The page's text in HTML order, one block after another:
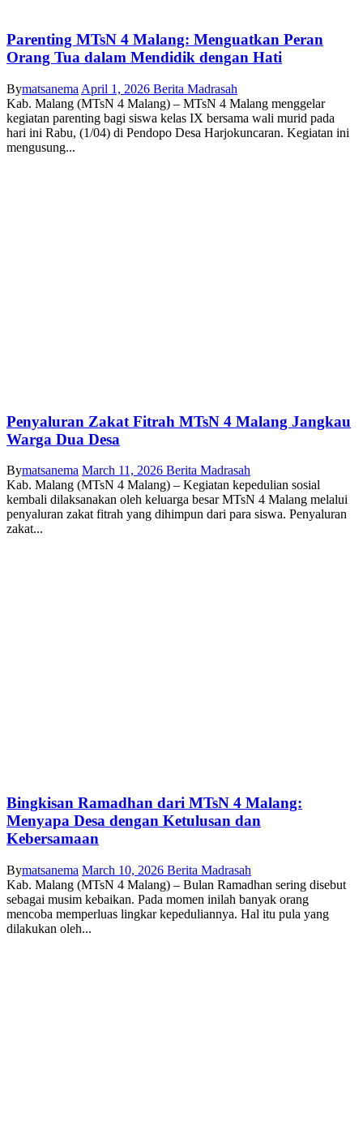
Parenting MTsN 4 Malang: Menguatkan Peran
Orang Tua dalam Mendidik dengan Hati
Bymatsanema April 1, 2026 Berita Madrasah
Kab. Malang (MTsN 4 Malang) – MTsN 4 Malang menggelar
kegiatan parenting bagi siswa kelas IX bersama wali murid pada
hari ini Rabu, (1/04) di Pendopo Desa Harjokuncaran. Kegiatan ini
mengusung...
Penyaluran Zakat Fitrah MTsN 4 Malang Jangkau
Warga Dua Desa
Bymatsanema March 11, 2026 Berita Madrasah
Kab. Malang (MTsN 4 Malang) – Kegiatan kepedulian sosial
kembali dilaksanakan oleh keluarga besar MTsN 4 Malang melalui
penyaluran zakat fitrah yang dihimpun dari para siswa. Penyaluran
zakat...
Bingkisan Ramadhan dari MTsN 4 Malang:
Menyapa Desa dengan Ketulusan dan
Kebersamaan
Bymatsanema March 10, 2026 Berita Madrasah
Kab. Malang (MTsN 4 Malang) – Bulan Ramadhan sering disebut
sebagai musim kebaikan. Pada momen inilah banyak orang
mencoba memperluas lingkar kepeduliannya. Hal itu pula yang
dilakukan oleh...